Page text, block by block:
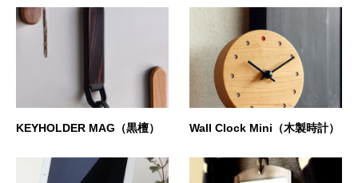
KEYHOLDER MAG（黒檀） Wall Clock Mini（木製時計）